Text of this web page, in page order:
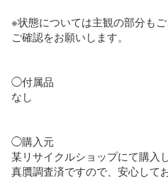
※状態については主観の部分も
ご確認をお願いします。
◯付属品
なし
◯購入元
某リサイクルショップにて購入
真贋調査済ですので、安心して